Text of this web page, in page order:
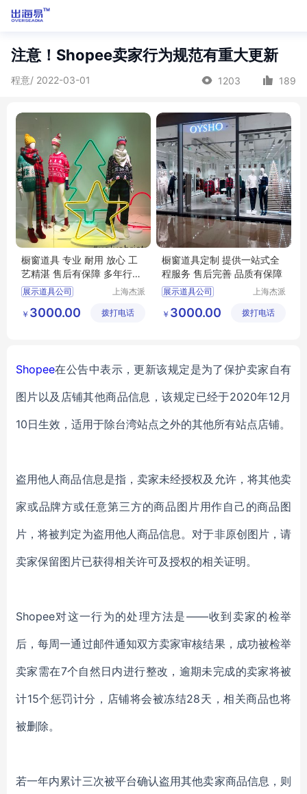
注意！Shopee卖家行为规范有重大更新
程意/ 2022-03-01 1203 189
橱窗道具 专业 耐用 放心 工
艺精湛 售后有保障 多年行业
经验
展示道具公司
上海杰派
公司
￥ 3000.00 拨打电话
橱窗道具定制 提供一站式全
程服务 售后完善 品质有保障
展示道具公司
上海杰派
公司
￥ 3000.00 拨打电话
Shopee在公告中表示，更新该规定是为了保护卖家自有
图片以及店铺其他商品信息，该规定已经于2020年12月
10日生效，适用于除台湾站点之外的其他所有站点店铺。
盗用他人商品信息是指，卖家未经授权及允许，将其他卖
家或品牌方或任意第三方的商品图片用作自己的商品图
片，将被判定为盗用他人商品信息。对于非原创图片，请
卖家保留图片已获得相关许可及授权的相关证明。
Shopee对这一行为的处理方法是——收到卖家的检举
后，每周一通过邮件通知双方卖家审核结果，成功被检举
卖家需在7个自然日内进行整改，逾期未完成的卖家将被
计15个惩罚计分，店铺将会被冻结28天，相关商品也将
被删除。
若一年内累计三次被平台确认盗用其他卖家商品信息，则